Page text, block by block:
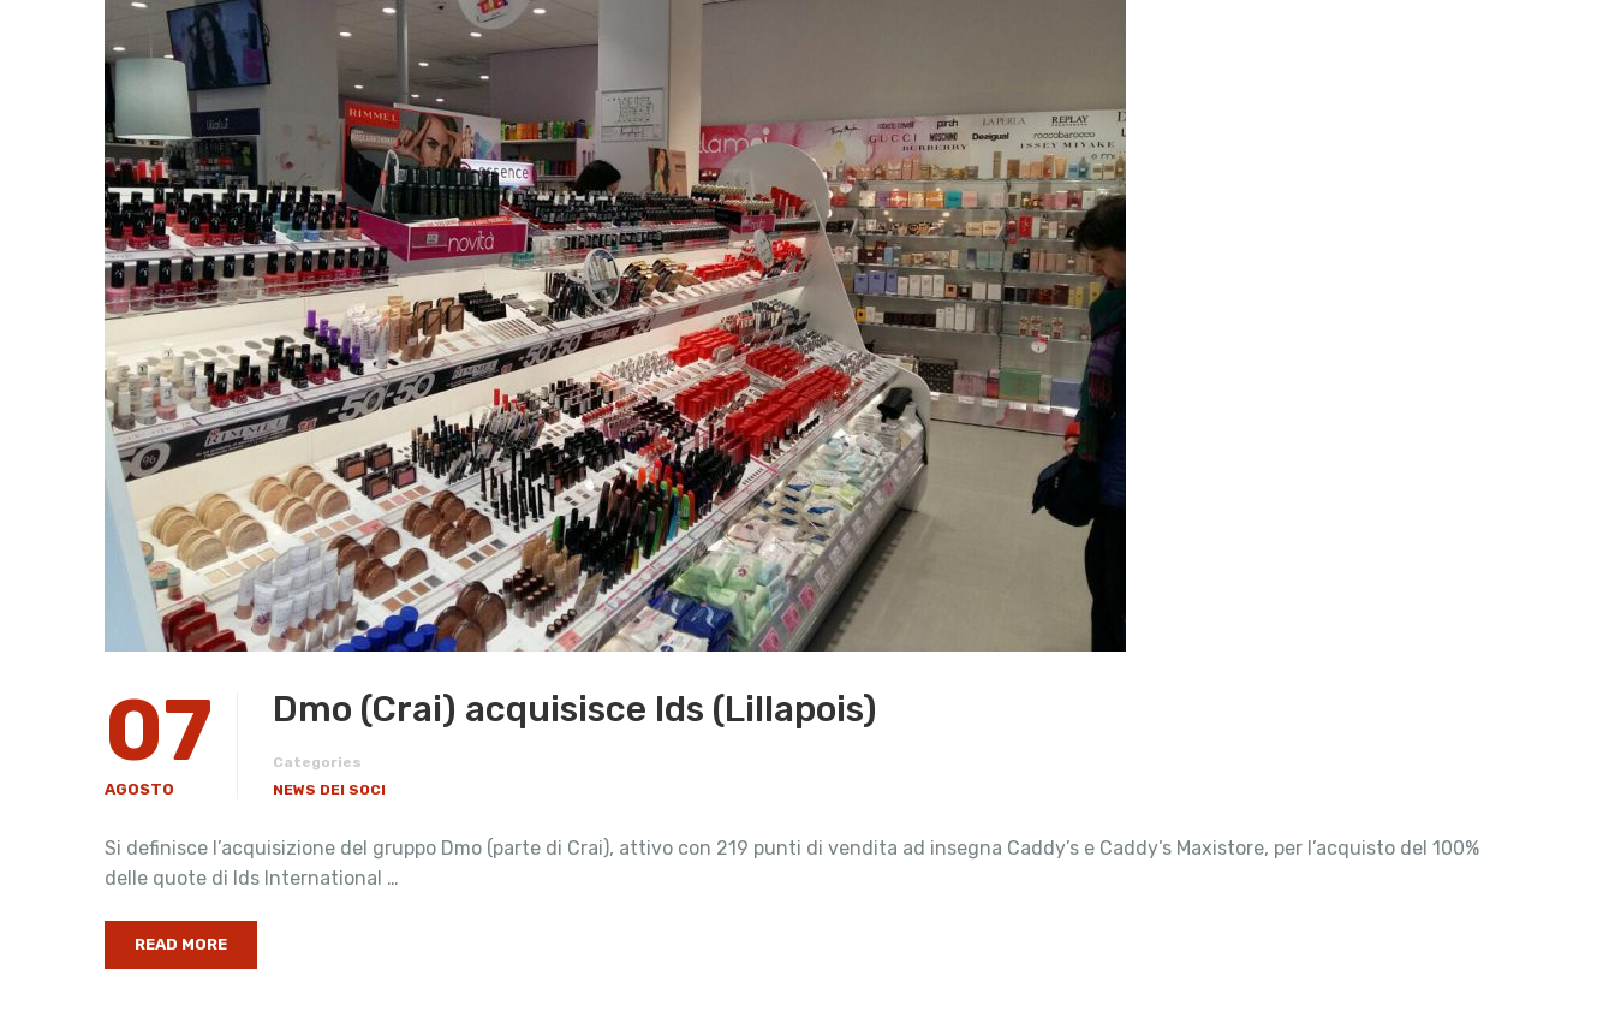
07
AGOSTO
Dmo (Crai) acquisisce Ids (Lillapois)
Categories
NEWS DEI SOCI
Si definisce l’acquisizione del gruppo Dmo (parte di Crai), attivo con 219 punti di vendita ad insegna Caddy’s e Caddy’s Maxistore, per l’acquisto del 100%
delle quote di Ids International …
READ MORE